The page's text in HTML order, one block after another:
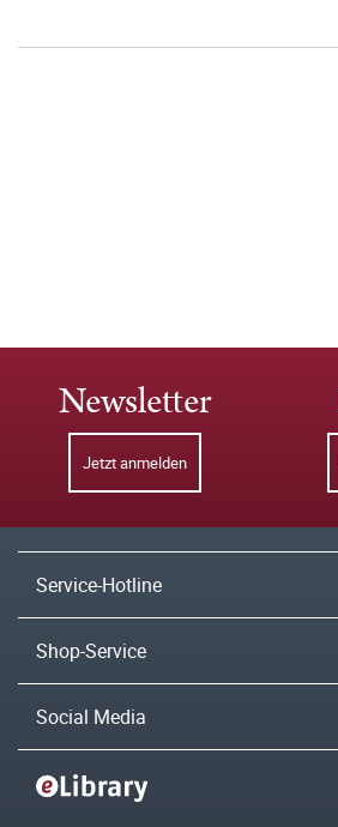
Newsletter
Jetzt anmelden
Service-Hotline
Shop-Service
Social Media